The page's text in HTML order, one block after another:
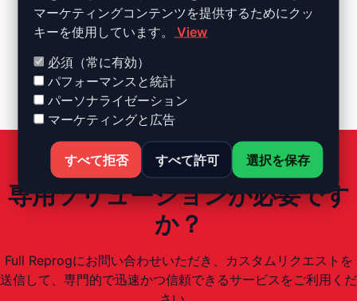
有効なオリジナルファイルが必要
一部のECUは処理に時間がかかる場合あり
専用ソリューションが必要です
か？
Full Reprogにお問い合わせいただき、カスタムリクエストを
送信して、専門的で迅速かつ信頼できるサービスをご利用くだ
マーケティングコンテンツを提供するためにクッ
キーを使用しています。
View
必須（常に有効）
パフォーマンスと統計
パーソナライゼーション
マーケティングと広告
すべて拒否 すべて許可 選択を保存